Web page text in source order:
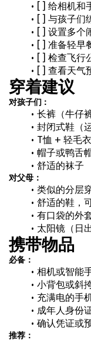
[ ] 给相机和
[ ] 与孩子们
[ ] 设置多个
[ ] 准备轻早
[ ] 检查飞行
[ ] 查看天气
穿着建议
对孩子们：
长裤（牛仔
封闭式鞋（
T恤 + 轻毛
帽子或鸭舌
舒适的袜子
对父母：
类似的分层
舒适的鞋，
有口袋的外
太阳镜（日
携带物品
必备：
相机或智能
小背包或斜
充满电的手
成年人身份
确认凭证或
推荐：